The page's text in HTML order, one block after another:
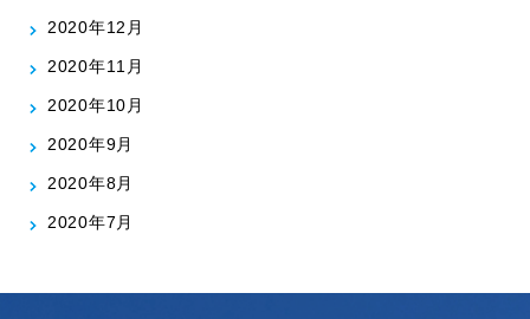
2020年12月
2020年11月
2020年10月
2020年9月
2020年8月
2020年7月